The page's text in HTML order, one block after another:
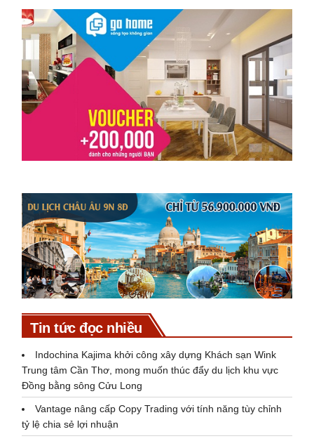
Tin tức đọc nhiều
Indochina Kajima khởi công xây dựng Khách sạn Wink
Trung tâm Cần Thơ, mong muốn thúc đẩy du lịch khu vực
Đồng bằng sông Cửu Long
Vantage nâng cấp Copy Trading với tính năng tùy chỉnh
tỷ lệ chia sẻ lợi nhuận